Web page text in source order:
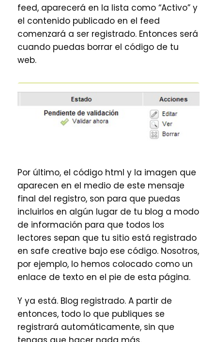
feed, aparecerá en la lista como “Activo” y
el contenido publicado en el feed
comenzará a ser registrado. Entonces será
cuando puedas borrar el código de tu
web.
Por último, el código html y la imagen que
aparecen en el medio de este mensaje
final del registro, son para que puedas
incluirlos en algún lugar de tu blog a modo
de información para que todos los
lectores sepan que tu sitio está registrado
en safe creative bajo ese código. Nosotros,
por ejemplo, lo hemos colocado como un
enlace de texto en el pie de esta página.
Y ya está. Blog registrado. A partir de
entonces, todo lo que publiques se
registrará automáticamente, sin que